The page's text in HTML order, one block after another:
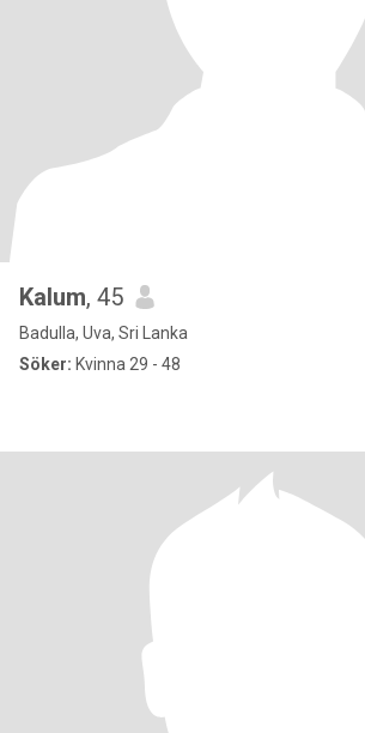
Kalum, 45
Badulla, Uva, Sri Lanka
Söker: Kvinna 29 - 48